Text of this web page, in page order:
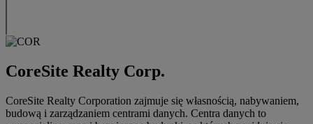
CoreSite Realty Corp.
CoreSite Realty Corporation zajmuje się własnością, nabywaniem,
budową i zarządzaniem centrami danych. Centra danych to